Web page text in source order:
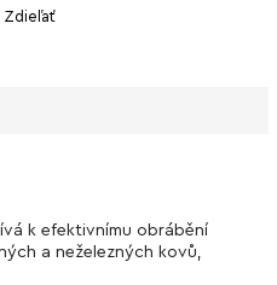
Zdieľať
k efektivnímu obrábění
a neželezných kovů,